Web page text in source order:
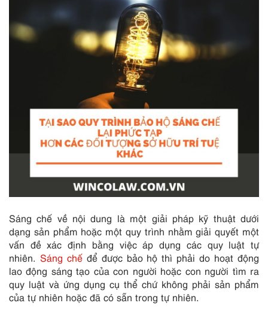
Sáng chế về nội dung là một giải pháp kỹ thuật dưới
dạng sản phẩm hoặc một quy trình nhằm giải quyết một
vấn đề xác định bằng việc áp dụng các quy luật tự
nhiên. Sáng chếđể được bảo hộ thì phải do hoạt động
lao động sáng tạo của con người hoặc con người tìm ra
quy luật và ứng dụng cụ thể chứ không phải sản phẩm
của tự nhiên hoặc đã có sẵn trong tự nhiên.